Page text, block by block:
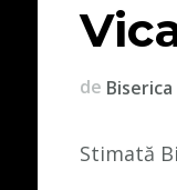
de
Stimată